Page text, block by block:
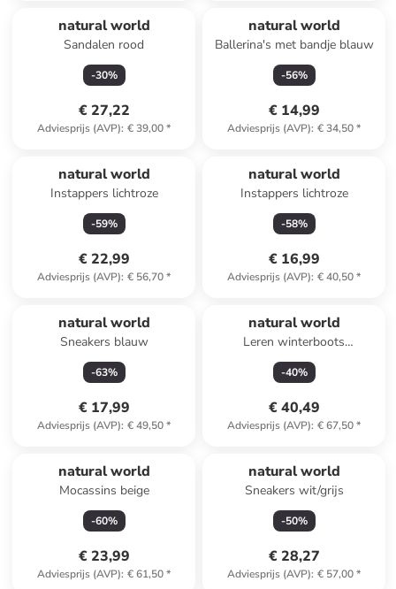
natural world
Sandalen rood
-30%
€ 27,22
Adviesprijs (AVP): € 39,00*
natural world
Ballerina's met bandje blauw
-56%
€ 14,99
Adviesprijs (AVP): € 34,50*
natural world
Instappers lichtroze
-59%
€ 22,99
Adviesprijs (AVP): € 56,70*
natural world
Instappers lichtroze
-58%
€ 16,99
Adviesprijs (AVP): € 40,50*
natural world
Sneakers blauw
-63%
€ 17,99
Adviesprijs (AVP): € 49,50*
natural world
Leren winterboots
zilverkleurig
-40%
€ 40,49
Adviesprijs (AVP): € 67,50*
natural world
Mocassins beige
-60%
€ 23,99
Adviesprijs (AVP): € 61,50*
natural world
Sneakers wit/grijs
-50%
€ 28,27
Adviesprijs (AVP): € 57,00*